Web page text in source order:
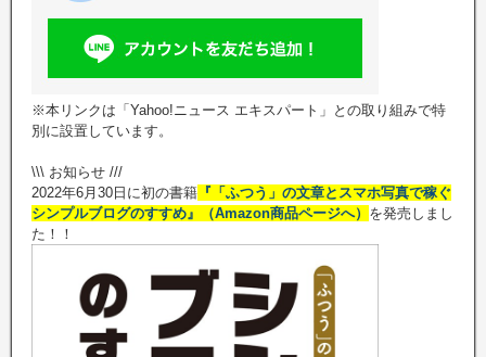
※本リンクは「Yahoo!ニュース エキスパート」との取り組みで特
別に設置しています。
\\\ お知らせ ///
2022年6月30日に初の書籍 『「ふつう」の文章とスマホ写真で稼ぐ
シンプルブログのすすめ』（Amazon商品ページへ） を発売しまし
た！！